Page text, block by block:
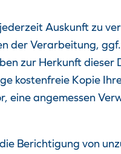
Auskunft zu
der Verarbeitung,
zur Herkunft
kostenfreie Kopie
eine angemessen
Berichtigung von